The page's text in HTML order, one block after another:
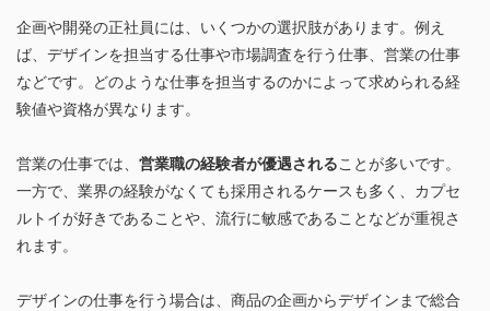
企画や開発の正社員には、いくつかの選択肢があります。例え
ば、デザインを担当する仕事や市場調査を行う仕事、営業の仕事
などです。どのような仕事を担当するのかによって求められる経
験値や資格が異なります。
営業の仕事では、 営業職の経験者が優遇されることが多いです。
一方で、業界の経験がなくても採用されるケースも多く、カプセ
ルトイが好きであることや、流行に敏感であることなどが重視さ
れます。
デザインの仕事を行う場合は、商品の企画からデザインまで総合